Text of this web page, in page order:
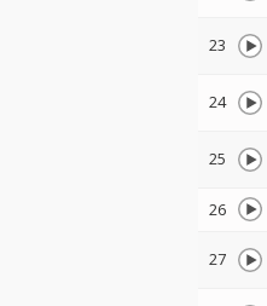
23
24
25
26
27